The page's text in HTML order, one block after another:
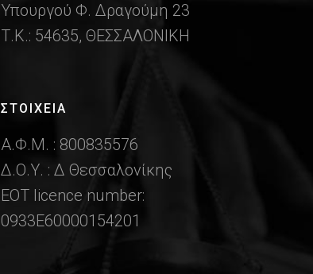
Υπουργού Φ. Δραγούμη 23
Τ.Κ.: 54635, ΘΕΣΣΑΛΟΝΙΚΗ
ΣΤΟΙΧΕΙΑ
Α.Φ.Μ. : 800835576
Δ.Ο.Υ. : Δ Θεσσαλονίκης
ΕΟΤ licence number:
0933Ε60000154201